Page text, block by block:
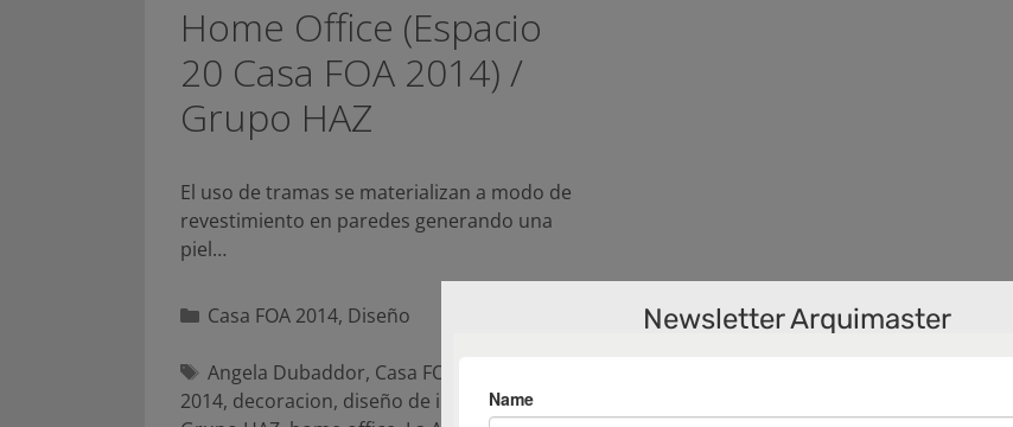
Home Office (Espacio
20 Casa FOA 2014) /
Grupo HAZ
El uso de tramas se materializan a modo de
revestimiento en paredes generando una
piel…
Categorías
Casa FOA 2014, Diseño
Etiquetas
Angela Dubaddor, Casa FOA
2014, decoracion, diseño de interiores,FOA
Newsletter Arquimaster